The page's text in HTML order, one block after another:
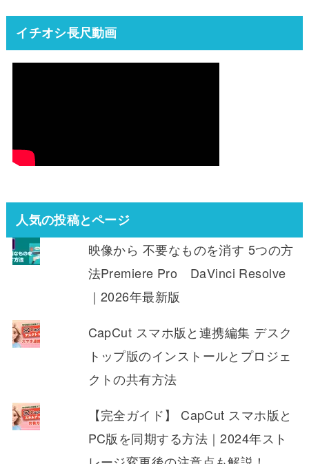
イチオシ長尺動画
人気の投稿とページ
映像から 不要なものを消す 5つの方
法Premiere Pro DaVinci Resolve
｜2026年最新版
CapCut スマホ版と連携編集 デスク
トップ版のインストールとプロジェ
クトの共有方法
【完全ガイド】 CapCut スマホ版と
PC版を同期する方法｜2024年スト